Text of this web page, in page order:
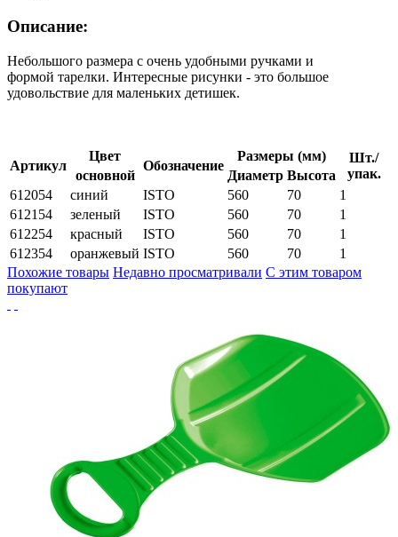
Описание:
Небольшого размера с очень удобными ручками и
формой тарелки. Интересные рисунки - это большое
удовольствие для маленьких детишек.
Артикул
Цвет
Обозначение
Размеры (мм)
Шт./
упак.
основной Диаметр Высота
612054
синий ISTO 560 70
1
612154
зеленый ISTO 560 70
1
612254
красный ISTO 560 70
1
612354
оранжевый ISTO 560 70
1
Похожие товары Недавно просматривали С этим товаром
покупают